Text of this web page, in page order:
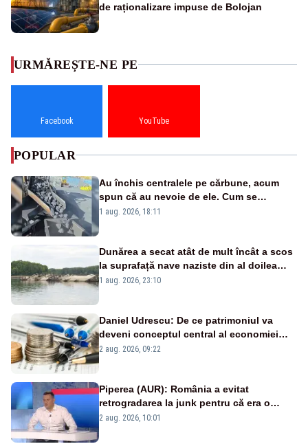
de raționalizare impuse de Bolojan
URMĂREȘTE-NE PE
Facebook YouTube
POPULAR
Au închis centralele pe cărbune, acum
spun că au nevoie de ele. Cum se
pasează vina în plină criză energetică
1 aug. 2026, 18:11
Dunărea a secat atât de mult încât a scos
la suprafață nave naziste din al doilea
război mondial
1 aug. 2026, 23:10
Daniel Udrescu: De ce patrimoniul va
deveni conceptul central al economiei
viitoare?
2 aug. 2026, 09:22
Piperea (AUR): România a evitat
retrogradarea la junk pentru că era o
catastrofă pentru bănci și fondurile de
2 aug. 2026, 10:01